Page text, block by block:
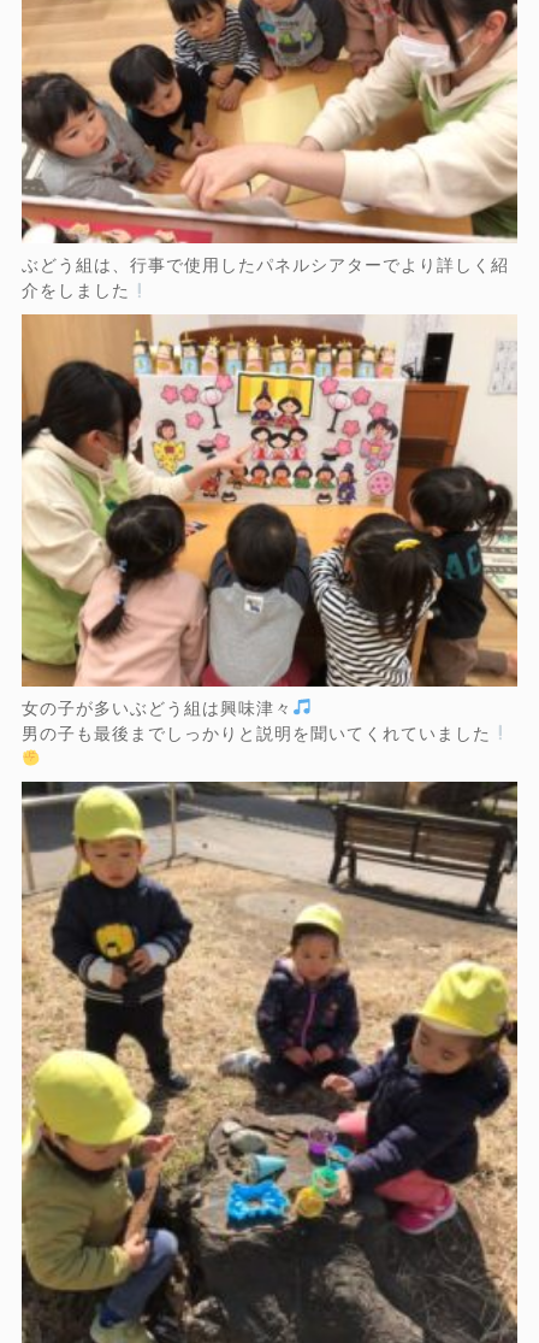
ぶどう組は、行事で使用したパネルシアターでより詳しく紹
介をしました
女の子が多いぶどう組は興味津々
男の子も最後までしっかりと説明を聞いてくれていました